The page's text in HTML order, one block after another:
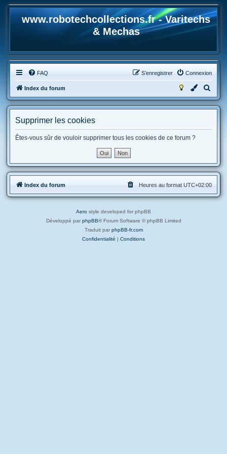
www.robotechcollections.fr - Varitechs
& Mechas
FAQ Connexion
S’enregistrer
Index du forum
e
h
e
r
Supprimer les cookies
Êtes-vous sûr de vouloir supprimer tous les cookies de ce forum ?
Index du forum Heures au format UTC+02:00
Aero style developed for phpBB
Développé par phpBB® Forum Software © phpBB Limited
Traduit par phpBB-fr.com
Confidentialité | Conditions